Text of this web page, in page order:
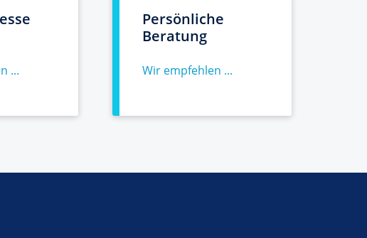
...
Persönliche
Beratung
Wir empfehlen ...